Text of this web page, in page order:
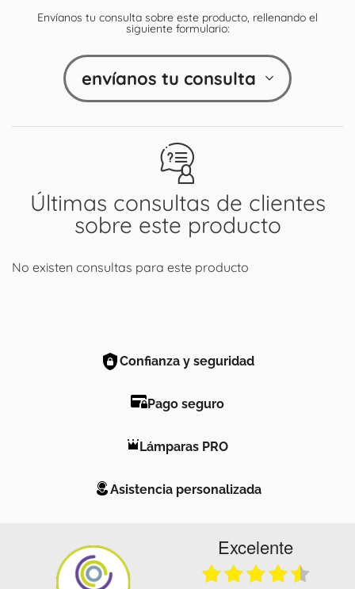
Últimas consultas de clientes
sobre este producto
No existen consultas para este producto
Envíanos tu consulta sobre este producto, rellenando el
siguiente formulario:
envíanos tu consulta
Confianza y seguridad
Pago seguro
Lámparas PRO
Asistencia personalizada
Excelente